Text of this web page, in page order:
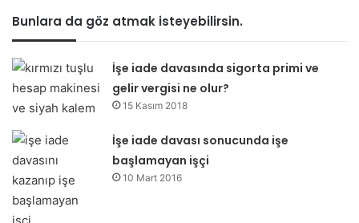
Bunlara da göz atmak isteyebilirsin.
İşe iade davasında sigorta primi ve
gelir vergisi ne olur?
15 Kasım 2018
İşe iade davası sonucunda işe
başlamayan işçi
10 Mart 2016